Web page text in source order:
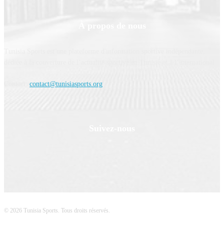
contact@tunisiasports.org
© 2026 Tunisia Sports. Tous droits réservés.